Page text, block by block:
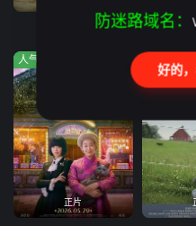
走马观花 一
正片
人气:380 人气:159
防迷路域名：
好的